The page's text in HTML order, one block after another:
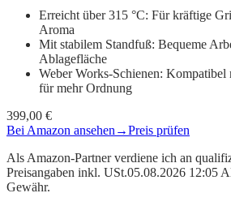
Erreicht über 315 °C: Für kräftige
Aroma
Mit stabilem Standfuß: Bequeme
Ablagefläche
Weber Works-Schienen:
für mehr Ordnung
399,00 €
Bei Amazon ansehen →Preis prüfen
Als Amazon-Partner verdiene ich an
Preisangaben inkl. USt.05.08.2026 12:05
Gewähr.